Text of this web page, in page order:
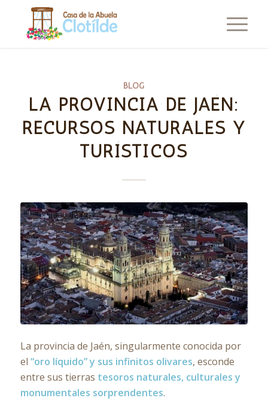
BLOG
LA PROVINCIA DE JAÉN:
RECURSOS NATURALES Y
TURÍSTICOS
La provincia de Jaén, singularmente conocida por
el “oro líquido” y sus infinitos olivares, esconde
entre sus tierras tesoros naturales, culturales y
monumentales sorprendentes.